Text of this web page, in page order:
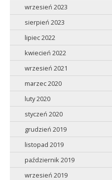
wrzesień 2023
sierpień 2023
lipiec 2022
kwiecień 2022
wrzesień 2021
marzec 2020
luty 2020
styczeń 2020
grudzień 2019
listopad 2019
październik 2019
wrzesień 2019